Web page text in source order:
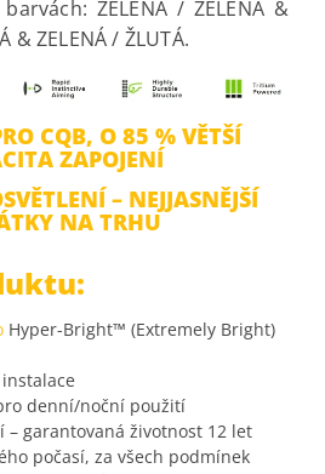
ZELENÁ / ZELENÁ &
& ZELENÁ / ŽLUTÁ.
CQB, O 85 % VĚTŠÍ
ZAPOJENÍ
– NEJJASNĚJŠÍ
NA TRHU
Hyper-Bright™ (Extremely Bright)
denní/noční použití
– garantovaná životnost 12 let
počasí, za všech podmínek